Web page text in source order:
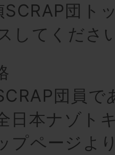
SCRAP団ト
してくださ
団員で
日本ナゾト
プページよ